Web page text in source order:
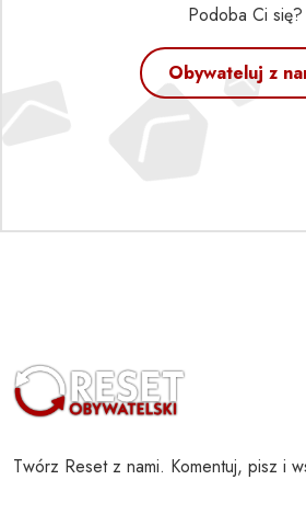
Podoba Ci się?
Obywateluj z
Twórz Reset z nami. Komentuj, pisz i